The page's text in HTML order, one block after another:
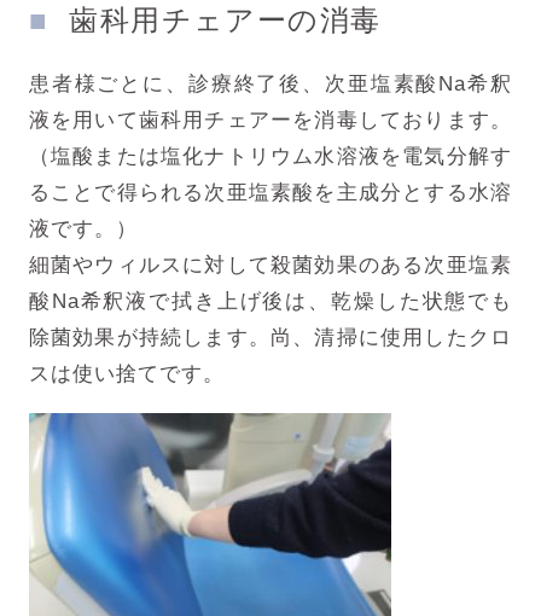
歯科用チェアーの消毒
患者様ごとに、診療終了後、次亜塩素酸Na希釈
液を用いて歯科用チェアーを消毒しております。
（塩酸または塩化ナトリウム水溶液を電気分解す
ることで得られる次亜塩素酸を主成分とする水溶
液です。）
細菌やウィルスに対して殺菌効果のある次亜塩素
酸Na希釈液で拭き上げ後は、乾燥した状態でも
除菌効果が持続します。尚、清掃に使用したクロ
スは使い捨てです。